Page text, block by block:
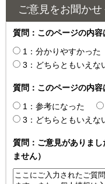
ご意見をお聞かせ
質問：このページの内
1：分かりやすかった
3：どちらともいえな
質問：このページの内
1：参考になった
3：どちらともいえな
質問：ご意見がありま
ません）